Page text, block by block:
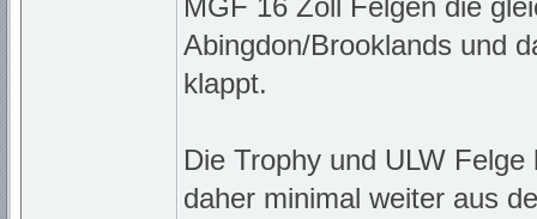
MGF 16 Zoll Felgen die
Abingdon/Brooklands und
klappt.
Die Trophy und ULW
daher minimal weiter aus